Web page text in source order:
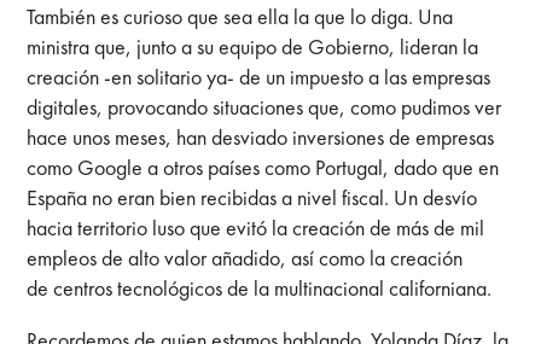
También es curioso que sea ella la que lo diga. Una
ministra que, junto a su equipo de Gobierno, lideran la
creación -en solitario ya- de un impuesto a las empresas
digitales, provocando situaciones que, como pudimos ver
hace unos meses, han desviado inversiones de empresas
como Google a otros países como Portugal, dado que en
España no eran bien recibidas a nivel fiscal. Un desvío
hacia territorio luso que evitó la creación de más de mil
empleos de alto valor añadido, así como la creación
de centros tecnológicos de la multinacional californiana.